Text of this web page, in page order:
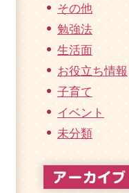
その他
勉強法
生活面
お役立ち情報
子育て
イベント
未分類